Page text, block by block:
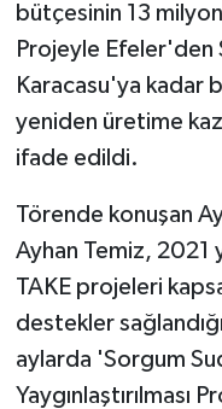
bütçesinin 13
Projeyle
Karacasu'ya kadar
yeniden üretime
ifade edildi.
Törende konuşan
Ayhan Temiz, 2021
TAKE projeleri
destekler
aylarda 'Sorgum
Yaygınlaştırılması